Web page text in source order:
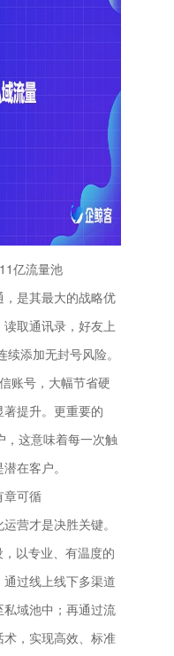
亿流量池
是其最大的战略优
取通讯录，好友上
添加无封号风险。
账号，大幅节省硬
提升。更重要的
，这意味着每一次触
在客户。
可循
营才是决胜关键。
以专业、有温度的
过线上线下多渠道
域池中；再通过流
，实现高效、标准